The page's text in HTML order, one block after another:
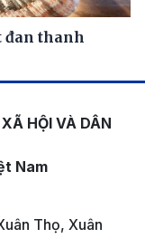
đan thanh
HỘI VÀ DÂN
Nam
Thọ, Xuân